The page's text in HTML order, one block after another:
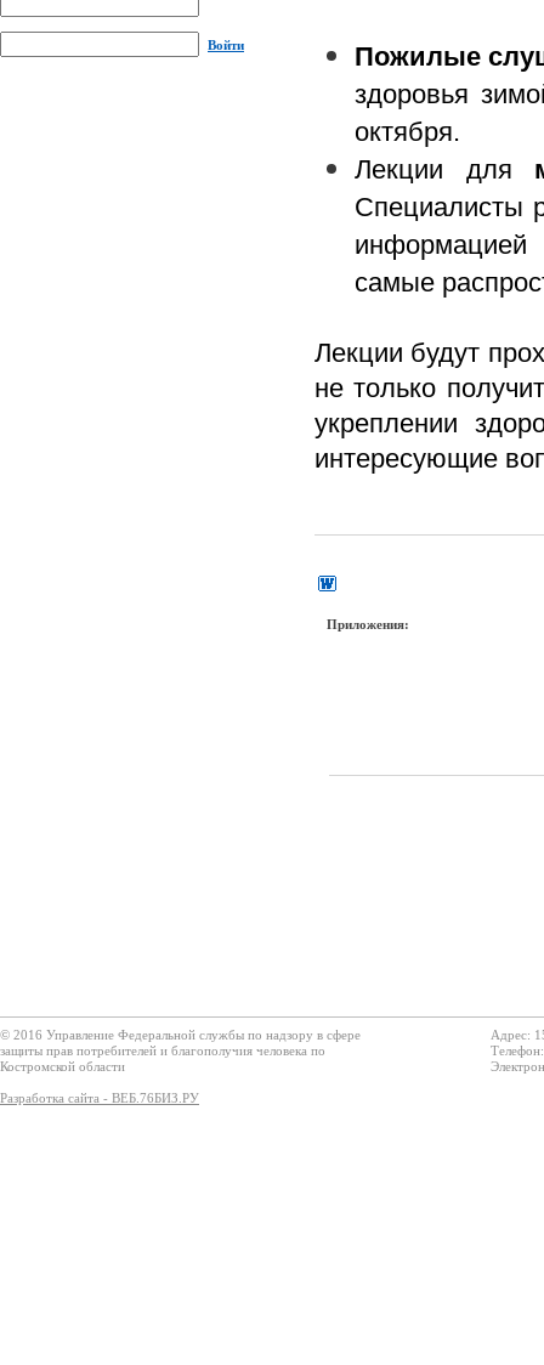
Войти
Пожилые
здоровья
октября.
Лекции для
Специалисты
самые
Лекции будут
не только
укреплении
интересующие
Приложения:
© 2016 Управление Федеральной службы по надзору в сфере
защиты прав потребителей и благополучия человека по
Костромской области
Разработка сайта - ВЕБ.76БИЗ.РУ
Адрес: